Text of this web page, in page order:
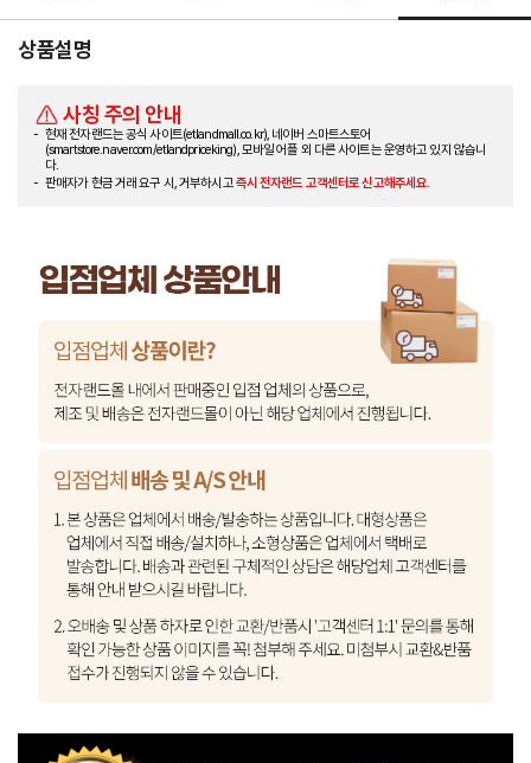
상품설명
사칭 주의 안내
현재 전자랜드는 공식 사이트(etlandmall.co.kr), 네이버 스마트스토어
(smartstore.naver.com/etlandpriceking), 모바일 어플 외 다른 사이트는 운영하고 있지 않습니
다.
판매자가 현금 거래 요구 시, 거부하시고즉시 전자랜드 고객센터로 신고해주세요.